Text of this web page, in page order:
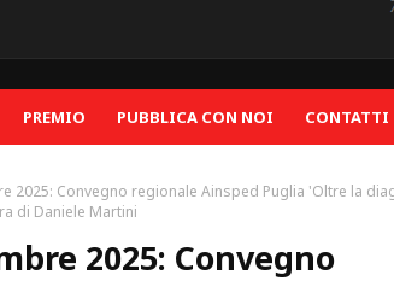
PREMIO PUBBLICA CON NOI CONTATTI
2025: Convegno regionale Ainsped Puglia 'Oltre la
di Daniele Martini
2025: Convegno